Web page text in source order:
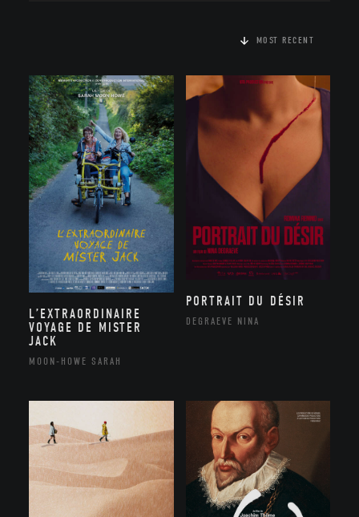
MOST RECENT
L’EXTRAORDINAIRE
VOYAGE DE MISTER
JACK
MOON-HOWE SARAH
PORTRAIT DU DÉSIR
DEGRAEVE NINA